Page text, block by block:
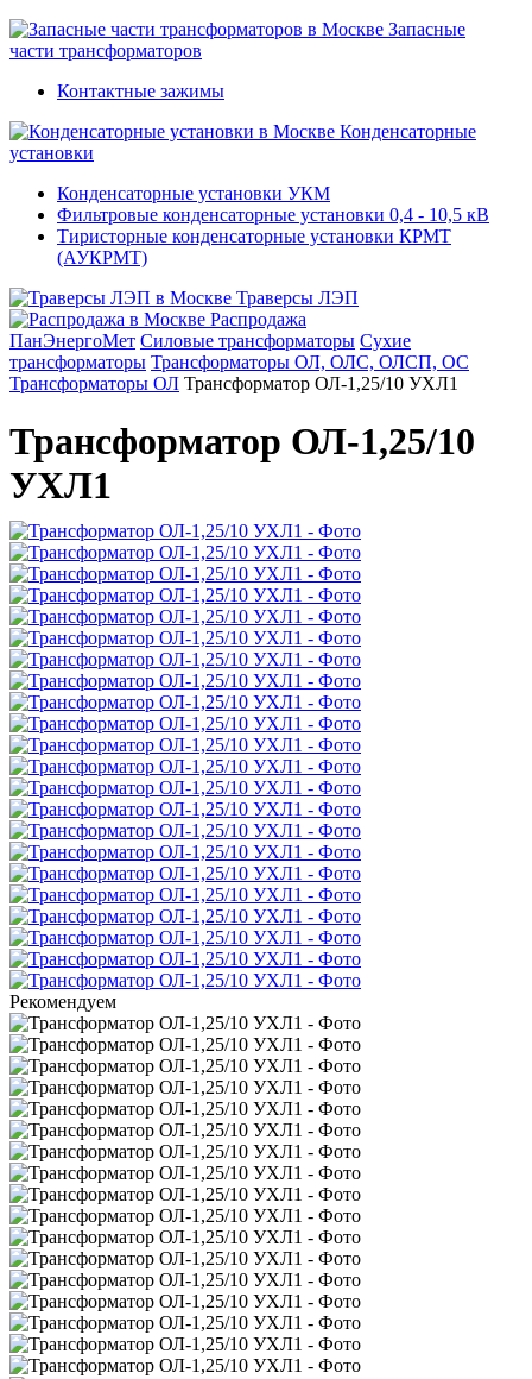
Запасные
части трансформаторов
Контактные зажимы
Конденсаторные
установки
Конденсаторные установки УКМ
Фильтровые конденсаторные установки 0,4 - 10,5 кВ
Тиристорные конденсаторные установки КРМТ
(АУКРМТ)
Траверсы ЛЭП
Распродажа
ПанЭнергоМет Силовые трансформаторы Сухие
трансформаторы Трансформаторы ОЛ, ОЛС, ОЛСП, ОС
Трансформаторы ОЛ Трансформатор ОЛ-1,25/10 УХЛ1
Трансформатор ОЛ-1,25/10
УХЛ1
Рекомендуем